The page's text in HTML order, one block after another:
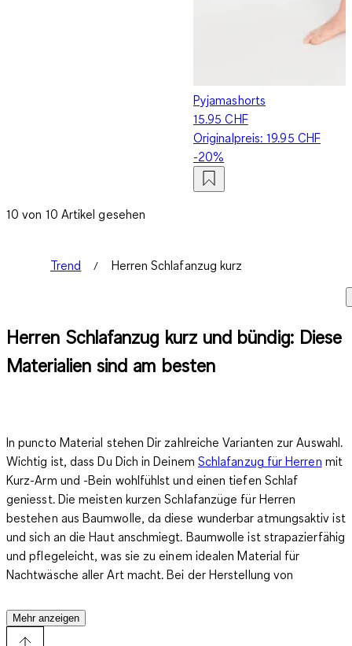
Pyjamashorts
15.95 CHF
Originalpreis:19.95 CHF
-20%
10 von 10 Artikel gesehen
Trend Herren Schlafanzug kurz
Herren Schlafanzug kurz und bündig: Diese
Materialien sind am besten
In puncto Material stehen Dir zahlreiche Varianten zur Auswahl.
Wichtig ist, dass Du Dich in Deinem Schlafanzug für Herren mit
Kurz-Arm und -Bein wohlfühlst und einen tiefen Schlaf
geniesst. Die meisten kurzen Schlafanzüge für Herren
bestehen ausBaumwolle, da diese wunderbar atmungsaktiv ist
und sich an die Haut anschmiegt. Baumwolle ist strapazierfähig
und pflegeleicht, was sie zu einem idealen Material für
Nachtwäsche aller Art macht. Bei der Herstellung von
Anteil einer Kunstfaser wie Elastan bei, um das Gewebe
dehnbarer und bequemer zu machen.
Mehr anzeigen